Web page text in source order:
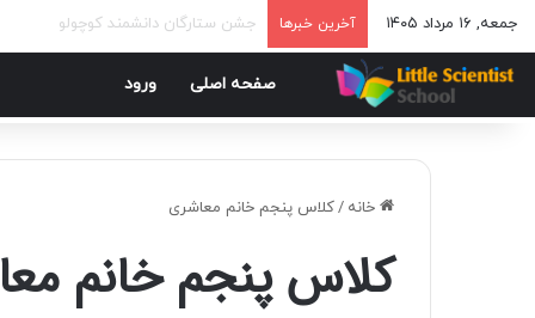
جمعه, ۱۶ مرداد ۱۴۰۵ آخرین خبرها پیش ثبت نام مجتمع آموزشی دانشمند
صفحه اصلی ورود
خانه /کلاس پنجم خانم معاشری
کلاس پنجم خانم